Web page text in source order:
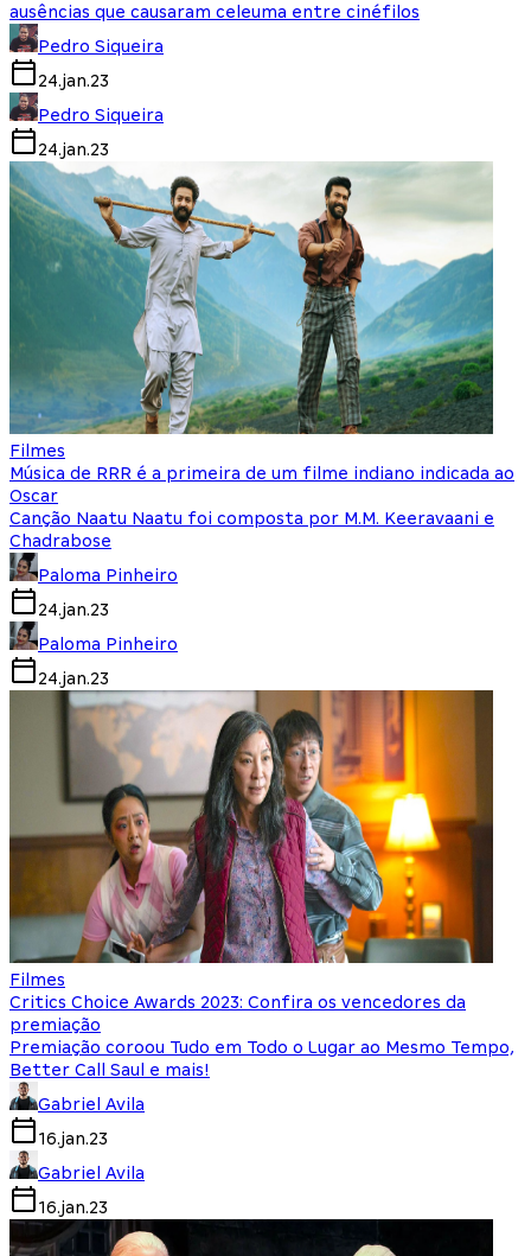
ausências que causaram celeuma entre cinéfilos
Pedro Siqueira
24.jan.23
Pedro Siqueira
24.jan.23
Filmes
Música de RRR é a primeira de um filme indiano indicada ao
Oscar
Canção Naatu Naatu foi composta por M.M. Keeravaani e
Chadrabose
Paloma Pinheiro
24.jan.23
Paloma Pinheiro
24.jan.23
Filmes
Critics Choice Awards 2023: Confira os vencedores da
premiação
Premiação coroou Tudo em Todo o Lugar ao Mesmo Tempo,
Better Call Saul e mais!
Gabriel Avila
16.jan.23
Gabriel Avila
16.jan.23